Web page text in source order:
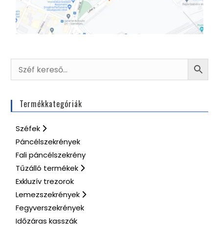
Termékkategóriák
Széfek
Páncélszekrények
Fali páncélszekrény
Tűzálló termékek
Exkluzív trezorok
Lemezszekrények
Fegyverszekrények
Időzáras kasszák